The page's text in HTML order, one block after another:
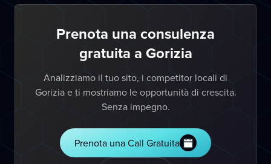
Prenota una consulenza
gratuita a Gorizia
Analizziamo il tuo sito, i competitor locali di
Gorizia e ti mostriamo le opportunità di crescita.
Senza impegno.
Prenota una Call Gratuita